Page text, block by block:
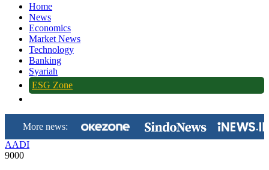
Home
News
Economics
Market News
Technology
Banking
Syariah
ESG Zone
More news:
AADI
9000